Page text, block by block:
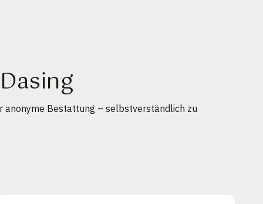
anonyme Bestattung – selbstverständlich zu